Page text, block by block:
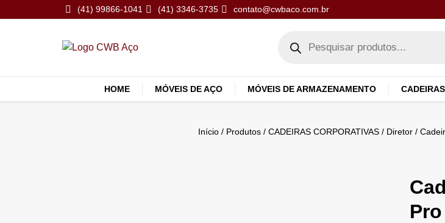
(41) 99866-1041 (41) 3346-3735 contato@cwbaco.com.br
HOME MÓVEIS DE AÇO MÓVEIS DE ARMAZENAMENTO
Início/ Produtos/ CADEIRAS CORPORATIVAS/ Diretor/